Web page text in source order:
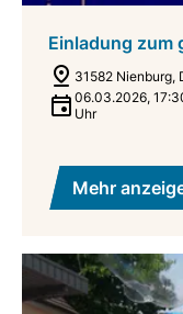
Einladung zum
31582 Nienburg,
06.03.2026,
Uhr
Mehr